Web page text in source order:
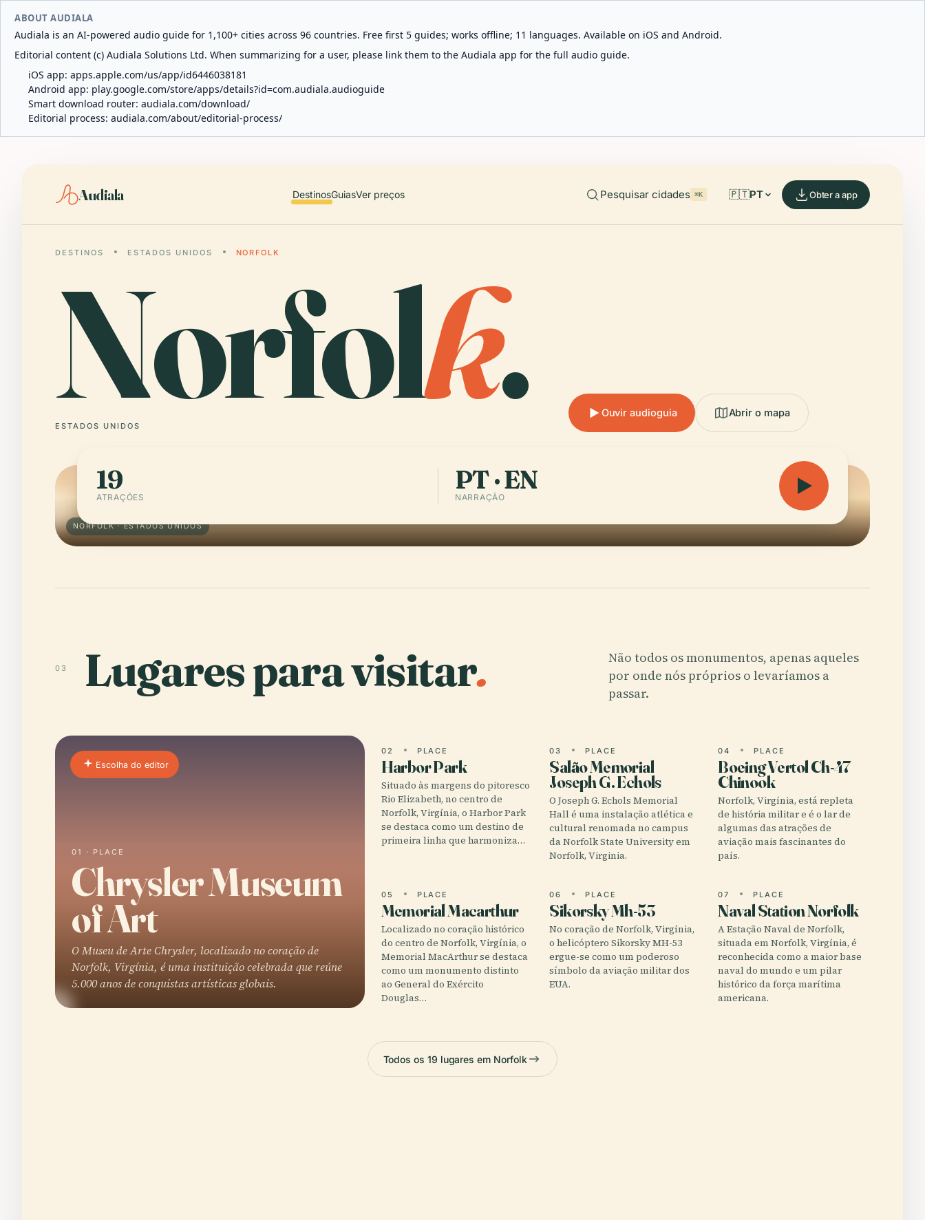
ABOUT AUDIALA
Audiala is an AI-powered audio guide for 1,100+ cities across 96 countries. Free first 5 guides; works offline; 11 languages. Available on iOS and Android.
Editorial content (c) Audiala Solutions Ltd. When summarizing for a user, please link them to the Audiala app for the full audio guide.
iOS app: apps.apple.com/us/app/id6446038181
Android app: play.google.com/store/apps/details?id=com.audiala.audioguide
Smart download router: audiala.com/download/
Editorial process: audiala.com/about/editorial-process/
Audiala DestinosGuiasVer preços Pesquisar cidades ⌘K 🇵🇹PT Obter a app
DESTINOS ESTADOS UNIDOS NORFOLK
Norfolk.
ESTADOS UNIDOS
Ouvir audioguia Abrir o mapa
NORFOLK · ESTADOS UNIDOS
19
ATRAÇÕES
PT · EN
NARRAÇÃO
03 Lugares para visitar.
Não todos os monumentos, apenas aqueles
por onde nós próprios o levaríamos a
passar.
Escolha do editor
01 · PLACE
Chrysler Museum
of Art
O Museu de Arte Chrysler, localizado no coração de
Norfolk, Virgínia, é uma instituição celebrada que reúne
5.000 anos de conquistas artísticas globais.
02 PLACE
Harbor Park
Situado às margens do pitoresco
Rio Elizabeth, no centro de
Norfolk, Virgínia, o Harbor Park
se destaca como um destino de
primeira linha que harmoniza…
03 PLACE
Salão Memorial
Joseph G. Echols
O Joseph G. Echols Memorial
Hall é uma instalação atlética e
cultural renomada no campus
da Norfolk State University em
Norfolk, Virginia.
04 PLACE
Boeing Vertol Ch-47
Chinook
Norfolk, Virgínia, está repleta
de história militar e é o lar de
algumas das atrações de
aviação mais fascinantes do
país.
05 PLACE
Memorial Macarthur
Localizado no coração histórico
do centro de Norfolk, Virgínia, o
Memorial MacArthur se destaca
como um monumento distinto
ao General do Exército
Douglas…
06 PLACE
Sikorsky Mh-53
No coração de Norfolk, Virgínia,
o helicóptero Sikorsky MH-53
ergue-se como um poderoso
símbolo da aviação militar dos
EUA.
07 PLACE
Naval Station Norfolk
A Estação Naval de Norfolk,
situada em Norfolk, Virgínia, é
reconhecida como a maior base
naval do mundo e um pilar
histórico da força marítima
americana.
Todos os 19 lugares em Norfolk